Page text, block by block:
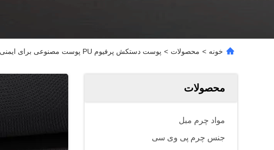
خونه > محصولات > پوست دستکش پرفیوم PU پوست مصنوعی برای ایمنی ورزشی
محصولات
مواد چرم مبل
جنس چرم پی وی سی